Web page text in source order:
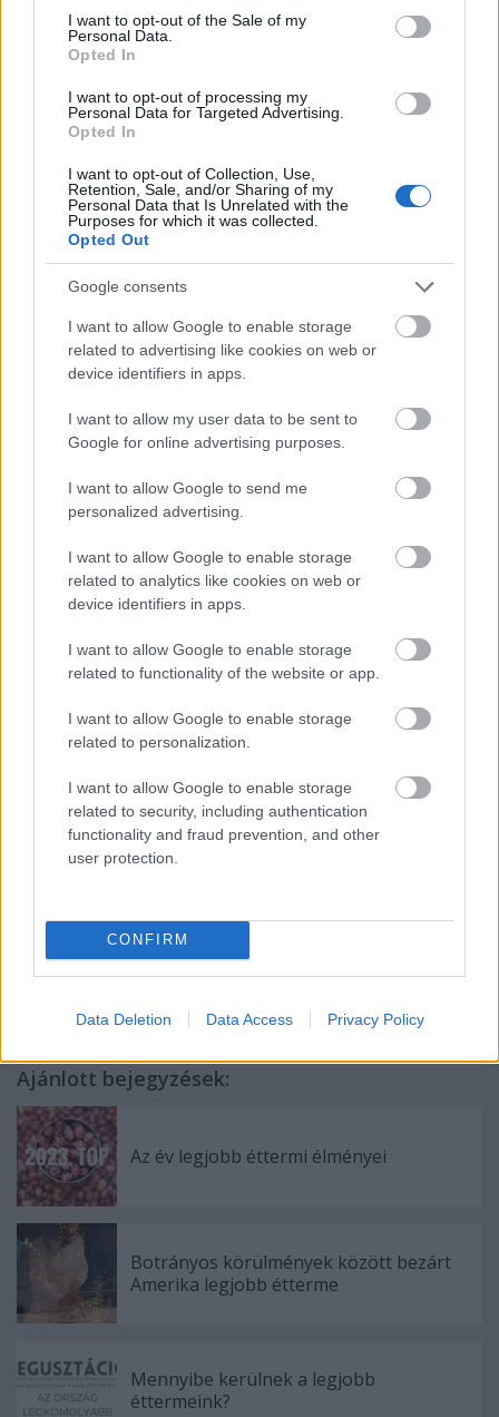
consent section.
I want to opt-out of the Sale of my
Personal Data.
Opted In
I want to opt-out of processing my
Personal Data for Targeted Advertising.
Opted In
I want to opt-out of Collection, Use,
Retention, Sale, and/or Sharing of my
Personal Data that Is Unrelated with the
Purposes for which it was collected.
Opted Out
Google consents
I want to allow Google to enable storage
related to advertising like cookies on web or
device identifiers in apps.
I want to allow my user data to be sent to
Google for online advertising purposes.
I want to allow Google to send me
personalized advertising.
I want to allow Google to enable storage
related to analytics like cookies on web or
device identifiers in apps.
I want to allow Google to enable storage
related to functionality of the website or app.
I want to allow Google to enable storage
related to personalization.
I want to allow Google to enable storage
related to security, including authentication
functionality and fraud prevention, and other
user protection.
CONFIRM
Data Deletion Data Access Privacy Policy
Ráadásul méggasztromózesekis felbukkannak
benne! Az étterem ezzel 1825 napon és 200.000 ezer
vendégen van túl! Gratulálok!
Szuper a videó, de azért nekemmég mindig ez a
És most jöttem rá, hogy akkor ezzel épp a blog
ötödik születésnapom ünneplése pár
érdekességgel.És ezt is érdemes elolvasni!
születésnap videó
borkonyha
Ajánlott bejegyzések:
Az év legjobb éttermi élményei
Botrányos körülmények között bezárt
Amerika legjobb étterme
Mennyibe kerülnek a legjobb
éttermeink?